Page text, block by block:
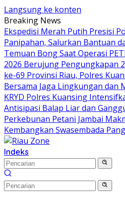
Langsung ke konten
Breaking News
Ekspedisi Merah Putih Presisi
Panipahan, Salurkan Bantuan
Temuan Bong Saat Operasi
2026 Berujung Pengungkapan
ke-69 Provinsi Riau, Polres
Bersama Jaga Lingkungan dan
KRYD Polres Kuansing
Antisipasi Balap Liar dan
Perkebunan Petani Jambai
Kembangkan Swasembada
Indeks